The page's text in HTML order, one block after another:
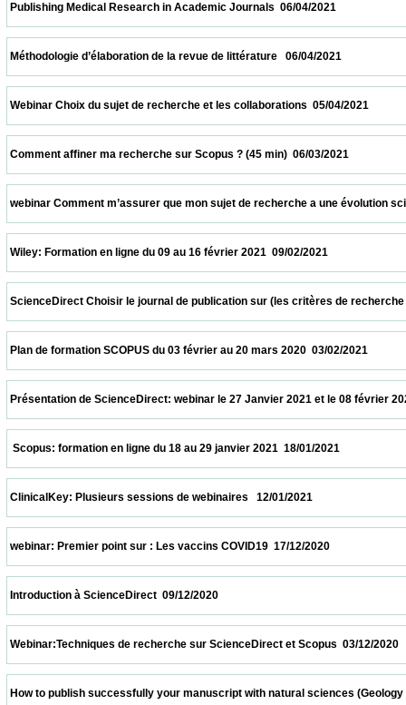
Publishing Medical Research in Academic Journals  06/04/
Méthodologie d’élaboration de la revue de littérature   06/04/
Webinar Choix du sujet de recherche et les collaborations  05/
Comment affiner ma recherche sur Scopus ? (45 min)  06/03/
webinar Comment m’assurer que mon sujet de recherche a une
Wiley: Formation en ligne du 09 au 16 février 2021  09/02/2021
ScienceDirect Choisir le journal de publication sur (les critères de
Plan de formation SCOPUS du 03 février au 20 mars 2020  03/
Présentation de ScienceDirect: webinar le 27 Janvier 2021 et le 08
Scopus: formation en ligne du 18 au 29 janvier 2021  18/01/
ClinicalKey: Plusieurs sessions de webinaires   12/01/2021
webinar: Premier point sur : Les vaccins COVID19  17/12/2020
Introduction à ScienceDirect  09/12/2020
Webinar:Techniques de recherche sur ScienceDirect et Scopus
How to publish successfully your manuscript with natural sciences